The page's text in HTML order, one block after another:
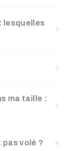
lesquelles
ma taille :
volé ?